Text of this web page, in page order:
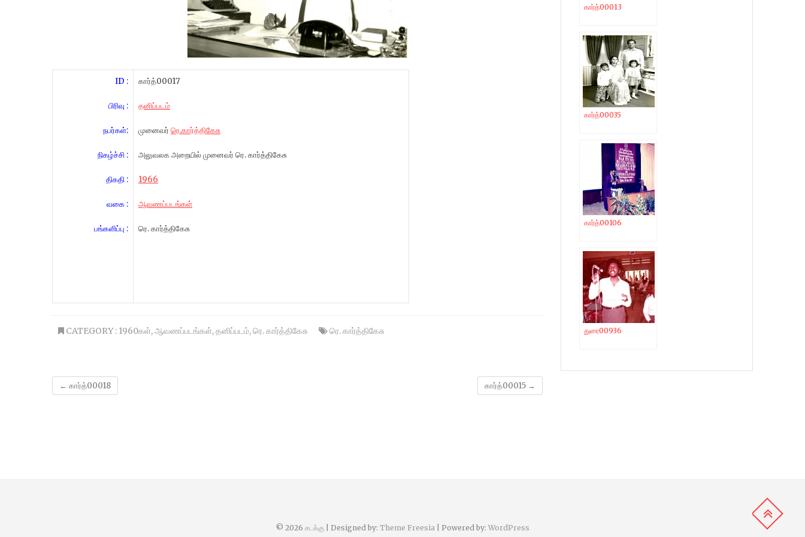
ID :
பிரிவு :
நபர்கள்:
நிகழ்ச்சி :
திகதி :
வகை :
பங்களிப்பு :
கார்த்00017
தனிப்படம்
முனைவர் ரெ.கார்த்திகேசு
அலுவலக அறையில் முனைவர் ரெ. கார்த்திகேசு
1966
ஆவணப்படங்கள்
ரெ. கார்த்திகேசு
CATEGORY : 1960கள்,ஆவணப்படங்கள்,தனிப்படம்,ரெ. கார்த்திகேசு ரெ. கார்த்திகேசு
← கார்த்00018 கார்த்00015 →
கார்த்00013
கார்த்00035
கார்த்00106
துரை00936
© 2026 சடக்கு| Designed by: Theme Freesia | Powered by: WordPress